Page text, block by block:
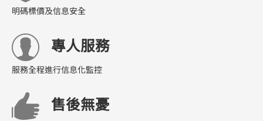
明碼標價及信息安全
專人服務
服務全程進行信息化監控
售後無憂